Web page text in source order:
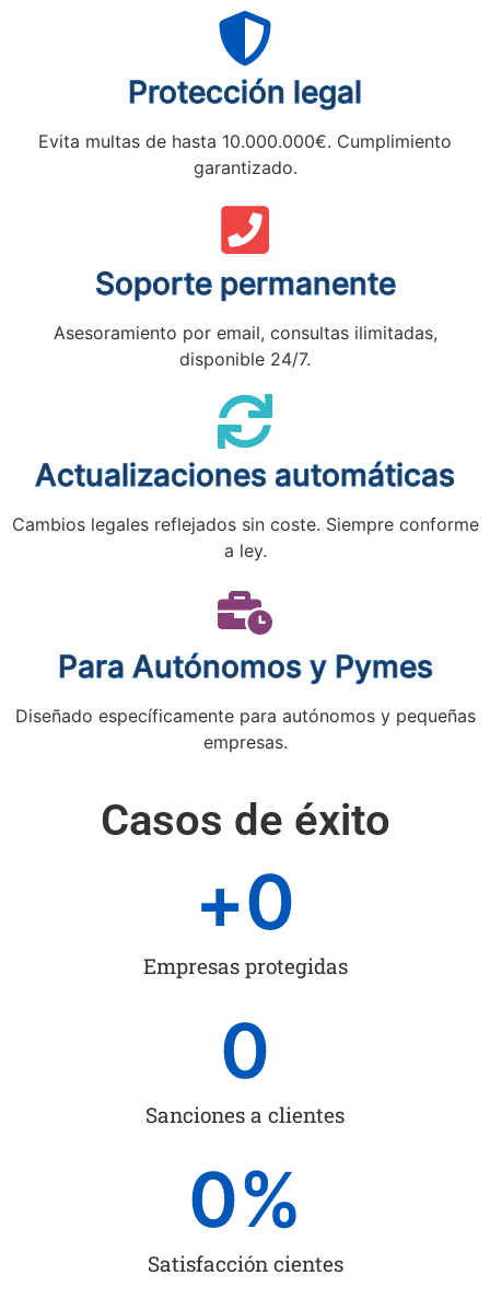
Protección legal
Evita multas de hasta 10.000.000€. Cumplimiento
garantizado.
Soporte permanente
Asesoramiento por email, consultas ilimitadas,
disponible 24/7.
Actualizaciones automáticas
Cambios legales reflejados sin coste. Siempre conforme
a ley.
Para Autónomos y Pymes
Diseñado específicamente para autónomos y pequeñas
empresas.
Casos de éxito
Empresas protegidas
+0
Sanciones a clientes
0
Satisfacción cientes
0%